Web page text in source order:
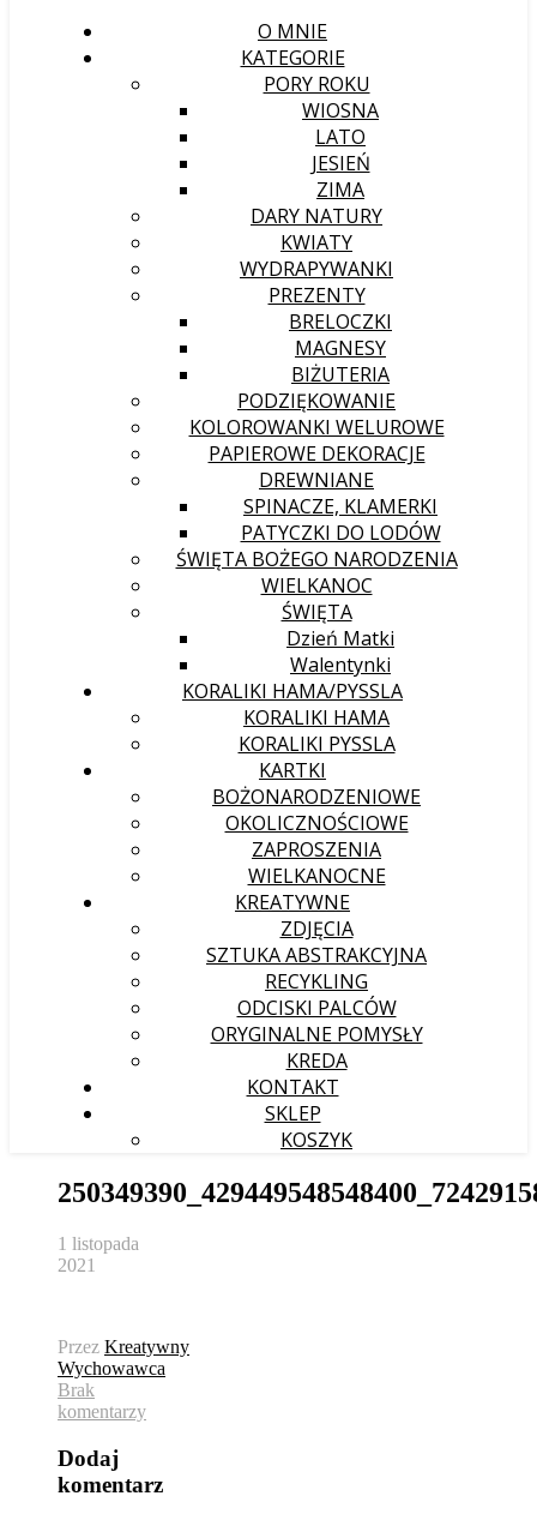
O MNIE
KATEGORIE
PORY ROKU
WIOSNA
LATO
JESIEŃ
ZIMA
DARY NATURY
KWIATY
WYDRAPYWANKI
PREZENTY
BRELOCZKI
MAGNESY
BIŻUTERIA
PODZIĘKOWANIE
KOLOROWANKI WELUROWE
PAPIEROWE DEKORACJE
DREWNIANE
SPINACZE, KLAMERKI
PATYCZKI DO LODÓW
ŚWIĘTA BOŻEGO NARODZENIA
WIELKANOC
ŚWIĘTA
Dzień Matki
Walentynki
KORALIKI HAMA/PYSSLA
KORALIKI HAMA
KORALIKI PYSSLA
KARTKI
BOŻONARODZENIOWE
OKOLICZNOŚCIOWE
ZAPROSZENIA
WIELKANOCNE
KREATYWNE
ZDJĘCIA
SZTUKA ABSTRAKCYJNA
RECYKLING
ODCISKI PALCÓW
ORYGINALNE POMYSŁY
KREDA
KONTAKT
SKLEP
KOSZYK
1 listopada
2021
Przez Kreatywny
Wychowawca
Brak
komentarzy
Dodaj
komentarz